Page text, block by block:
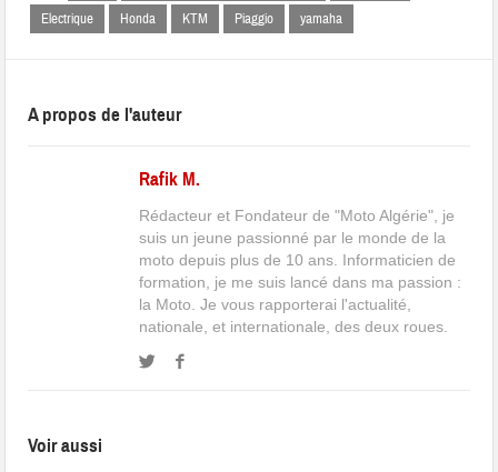
Electrique
Honda KTM Piaggio yamaha
A propos de l'auteur
Rafik M.
Rédacteur et Fondateur de "Moto Algérie", je
suis un jeune passionné par le monde de la
moto depuis plus de 10 ans. Informaticien de
formation, je me suis lancé dans ma passion :
la Moto. Je vous rapporterai l'actualité,
nationale, et internationale, des deux roues.
Voir aussi